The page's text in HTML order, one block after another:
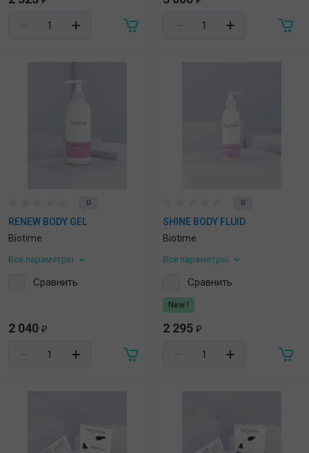
0
RENEW BODY GEL
Biotime
Все параметры
Сравнить
2 040 ₽
0
SHINE BODY FLUID
Biotime
Все параметры
Сравнить
New !
2 295 ₽